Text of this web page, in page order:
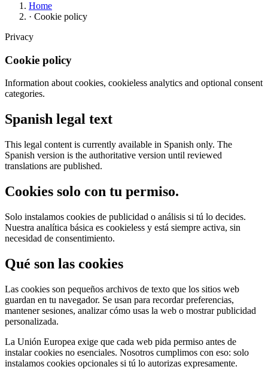
Home
· Cookie policy
Privacy
Cookie policy
Information about cookies, cookieless analytics and optional consent
categories.
Spanish legal text
This legal content is currently available in Spanish only. The
Spanish version is the authoritative version until reviewed
translations are published.
Cookies solo con tu permiso.
Solo instalamos cookies de publicidad o análisis si tú lo decides.
Nuestra analítica básica es cookieless y está siempre activa, sin
necesidad de consentimiento.
Qué son las cookies
Las cookies son pequeños archivos de texto que los sitios web
guardan en tu navegador. Se usan para recordar preferencias,
mantener sesiones, analizar cómo usas la web o mostrar publicidad
personalizada.
La Unión Europea exige que cada web pida permiso antes de
instalar cookies no esenciales. Nosotros cumplimos con eso: solo
instalamos cookies opcionales si tú lo autorizas expresamente.